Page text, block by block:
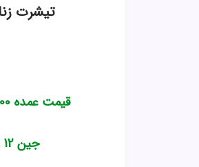
تیشرت
قیمت عمده
جین 12 عددی